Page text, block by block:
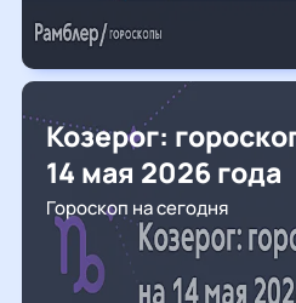
Козерог:
14 мая 2026 года
Гороскоп на сегодня